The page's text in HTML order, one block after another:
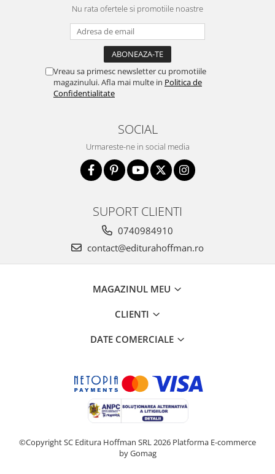
Nu rata ofertele si promotiile noastre
Vreau sa primesc newsletter cu promotiile
magazinului. Afla mai multe in Politica de
Confidentialitate
SOCIAL
Urmareste-ne in social media
SUPORT CLIENTI
0740984910
contact@editurahoffman.ro
MAGAZINUL MEU
CLIENTI
DATE COMERCIALE
©Copyright SC Editura Hoffman SRL 2026 Platforma E-commerce
by Gomag